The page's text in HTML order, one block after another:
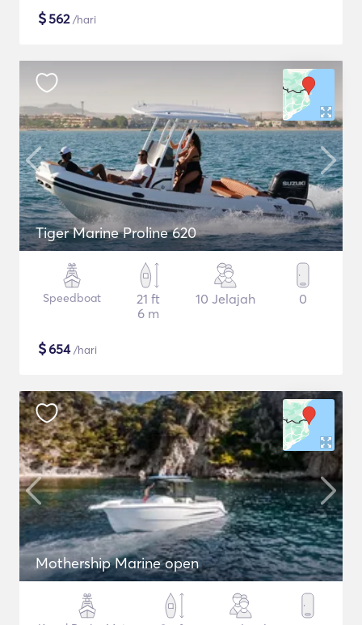
$562/hari
Tiger Marine Proline 620
Speedboat
21 ft
6 m
10 Jelajah 0
$654/hari
Mothership Marine open